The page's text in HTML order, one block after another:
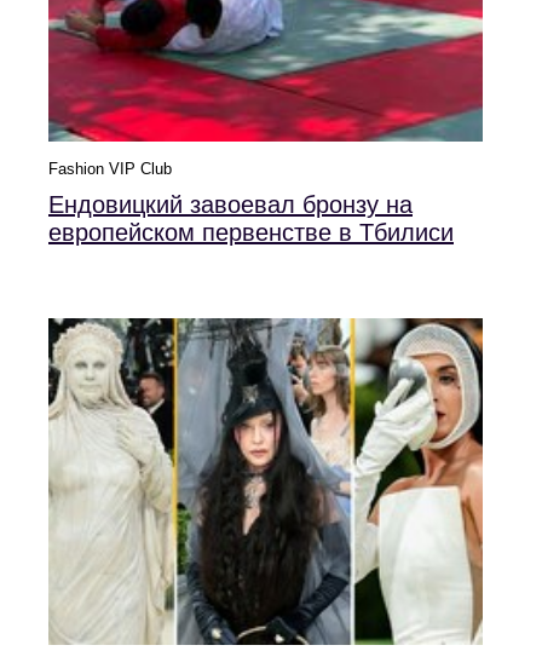
Fashion VIP Club
Ендовицкий завоевал бронзу на
европейском первенстве в Тбилиси